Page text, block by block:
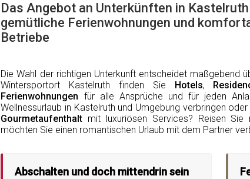
Das Angebot an Unterkünften in
gemütliche Ferienwohnungen und
Betriebe
Die Wahl der richtigen Unterkunft entscheidet maßgebend
Wintersportort Kastelruth finden Sie
Hotels,
Ferienwohnungen für alle Ansprüche und für jeden
Wellnessurlaub in Kastelruth und Umgebung verbringen
Gourmetaufenthalt mit luxuriösen Services? Reisen
möchten Sie einen romantischen Urlaub mit dem Partner
Abschalten und doch mittendrin sein